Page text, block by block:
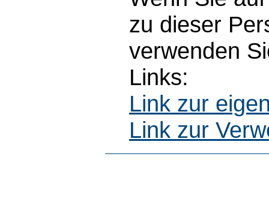
zu dieser
verwenden
Links:
Link zur
Link zur